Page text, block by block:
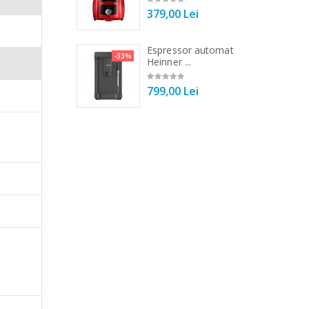
la
un
Lei
bucatarie
379,00 Lei
-33%
Espressor automat
Heinner ...
799,00 Lei